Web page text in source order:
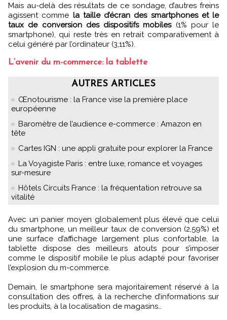
Mais au-delà des résultats de ce sondage, d’autres freins
agissent comme la taille d’écran des smartphones et le
taux de conversion des dispositifs mobiles (1% pour le
smartphone), qui reste très en retrait comparativement à
celui généré par l’ordinateur (3,11%).
L’avenir du m-commerce: la tablette
AUTRES ARTICLES
Œnotourisme : la France vise la première place
européenne
Baromètre de l’audience e-commerce : Amazon en
tête
Cartes IGN : une appli gratuite pour explorer la France
La Voyagiste Paris : entre luxe, romance et voyages
sur-mesure
Hôtels Circuits France : la fréquentation retrouve sa
vitalité
Avec un panier moyen globalement plus élevé que celui
du smartphone, un meilleur taux de conversion (2,59%) et
une surface d’affichage largement plus confortable, la
tablette dispose des meilleurs atouts pour s’imposer
comme le dispositif mobile le plus adapté pour favoriser
l’explosion du m-commerce.
Demain, le smartphone sera majoritairement réservé à la
consultation des offres, à la recherche d’informations sur
les produits, à la localisation de magasins…